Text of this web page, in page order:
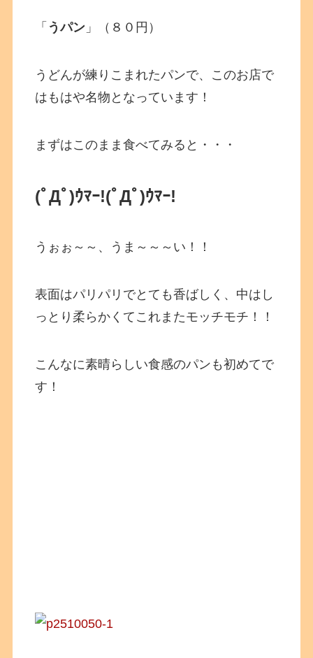
「 うパン 」（８０円）
うどんが練りこまれたパンで、このお店で
はもはや名物となっています！
まずはこのまま食べてみると・・・
(ﾟДﾟ)ｳﾏｰ!(ﾟДﾟ)ｳﾏｰ!
うぉぉ～～、うま～～～い！！
表面はパリパリでとても香ばしく、中はし
っとり柔らかくてこれまたモッチモチ！！
こんなに素晴らしい食感のパンも初めてで
す！